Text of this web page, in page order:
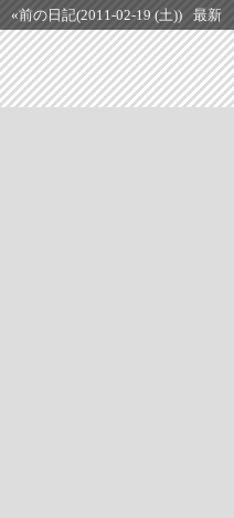
«前の日記(2011-02-19 (土)) 最新